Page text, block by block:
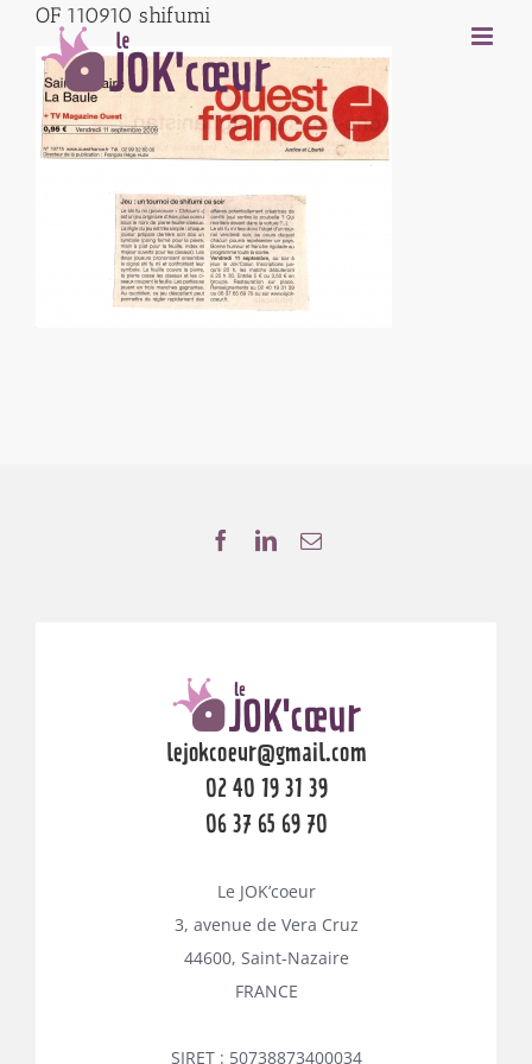
Passer
contenu
OF 110910 shifumi
lejokcoeur@gmail.com
02 40 19 31 39
06 37 65 69 70
Le JOK’coeur
3, avenue de Vera Cruz
44600, Saint-Nazaire
FRANCE
SIRET : 50738873400034